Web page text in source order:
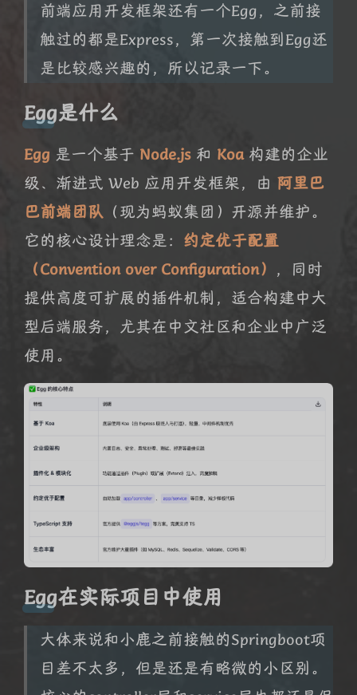
前端应用开发框架还有一个Egg，之前接
触过的都是Express，第一次接触到Egg还
是比较感兴趣的，所以记录一下。
Egg是什么
Egg 是一个基于 Node.js 和 Koa构建的企业
级、渐进式 Web 应用开发框架，由 阿里巴
巴前端团队 （现为蚂蚁集团）开源并维护。
它的核心设计理念是： 约定优于配置
（Convention over Configuration） ，同时
提供高度可扩展的插件机制，适合构建中大
型后端服务，尤其在中文社区和企业中广泛
使用。
Egg在实际项目中使用
大体来说和小鹿之前接触的Springboot项
目差不太多，但是还是有略微的小区别。